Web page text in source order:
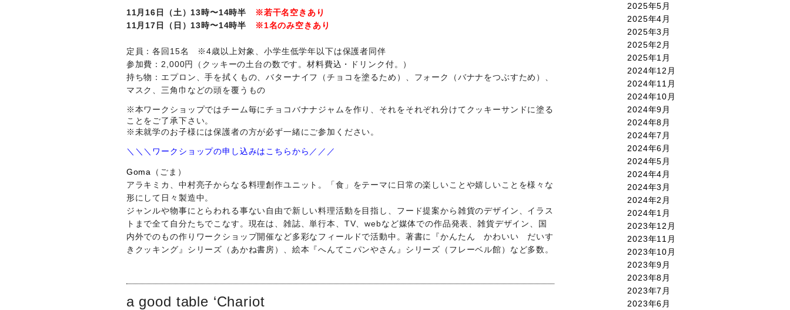
11月16日（土）13時〜14時半
※若干名空きあり
11月17日（日）13時〜14時半
※1名のみ空きあり
定員：各回15名 ※4歳以上対象、小学生低学年以下は保護者同伴
参加費：2,000円（クッキーの土台の数です。材料費込・ドリンク付。）
持ち物：エプロン、手を拭くもの、バターナイフ（チョコを塗るため）、フォーク（バナナをつぶすため）、
マスク、三角巾などの頭を覆うもの
※本ワークショップではチーム毎にチョコバナナジャムを作り、それをそれぞれ分けてクッキーサンドに塗る
ことをご了承下さい。
※未就学のお子様には保護者の方が必ず一緒にご参加ください。
＼ ＼ ＼ ワークショップの申し込みはこちらから／／／
Goma
（ごま）
アラキミカ、中村亮子からなる料理創作ユニット。「食」をテーマに日常の楽しいことや嬉しいことを様々な
形にして日々製造中。
ジャンルや物事にとらわれる事ない自由で新しい料理活動を目指し、フード提案から雑貨のデザイン、イラス
トまで全て自分たちでこなす。現在は、雑誌、単行本、TV、webなど媒体での作品発表、雑貨デザイン、国
内外でのもの作りワークショップ開催など多彩なフィールドで活動中。著書に『かんたん かわいい だいす
きクッキング』シリーズ（あかね書房）、絵本『へんてこパンやさん』シリーズ（フレーベル館）など多数。
a good table ‘Chariot
2025年5月
2025年4月
2025年3月
2025年2月
2025年1月
2024年12月
2024年11月
2024年10月
2024年9月
2024年8月
2024年7月
2024年6月
2024年5月
2024年4月
2024年3月
2024年2月
2024年1月
2023年12月
2023年11月
2023年10月
2023年9月
2023年8月
2023年7月
2023年6月